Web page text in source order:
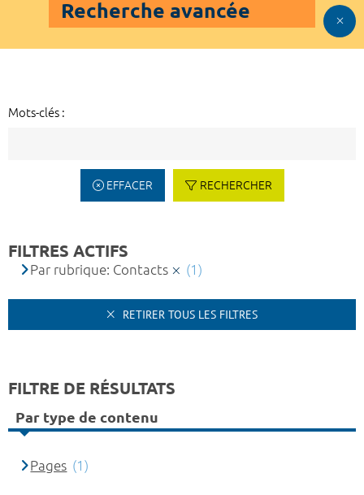
Recherche avancée
Mots-clés :
EFFACER RECHERCHER
FILTRES ACTIFS
Par rubrique: Contacts (1)
RETIRER TOUS LES FILTRES
FILTRE DE RÉSULTATS
Par type de contenu
Pages (1)